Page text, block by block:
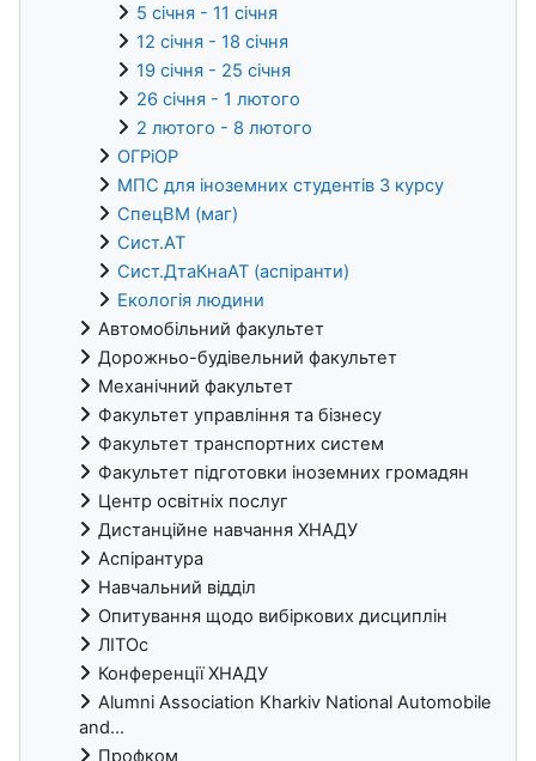
5 січня - 11 січня
12 січня - 18 січня
19 січня - 25 січня
26 січня - 1 лютого
2 лютого - 8 лютого
ОГРіОР
МПС для іноземних студентів 3 курсу
СпецВМ (маг)
Сист.АТ
Сист.ДтаКнаАТ (аспіранти)
Екологія людини
Автомобільний факультет
Дорожньо-будівельний факультет
Механічний факультет
Факультет управління та бізнесу
Факультет транспортних систем
Факультет підготовки іноземних громадян
Центр освітніх послуг
Дистанційне навчання ХНАДУ
Аспірантура
Навчальний відділ
Опитування щодо вибіркових дисциплін
ЛІТОс
Конференції ХНАДУ
Alumni Association Kharkiv National Automobile
and...
Профком